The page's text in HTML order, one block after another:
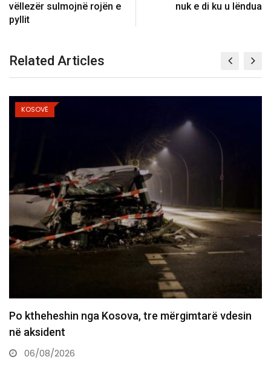
vëllezër sulmojnë rojën e
pyllit
nuk e di ku u lëndua
Related Articles
KOSOVË
Policia konfirmon ekstradimin e Dukagjin Nikollajt
nga Spanja, i dyshuar…
06/08/2026